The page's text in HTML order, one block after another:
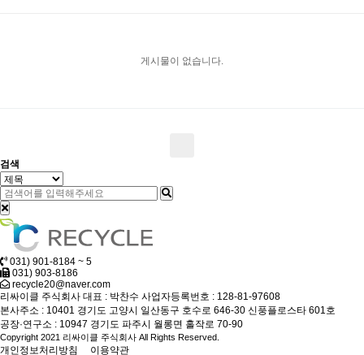
게시물이 없습니다.
검색
031) 901-8184 ~ 5
031) 903-8186
recycle20@naver.com
리싸이클 주식회사 대표 : 박찬수 사업자등록번호 : 128-81-97608
본사주소 : 10401 경기도 고양시 일산동구 호수로 646-30 신풍플로스타 601호
공장·연구소 : 10947 경기도 파주시 월롱면 홀작로 70-90
Copyright 2021 리싸이클 주식회사 All Rights Reserved.
개인정보처리방침 이용약관